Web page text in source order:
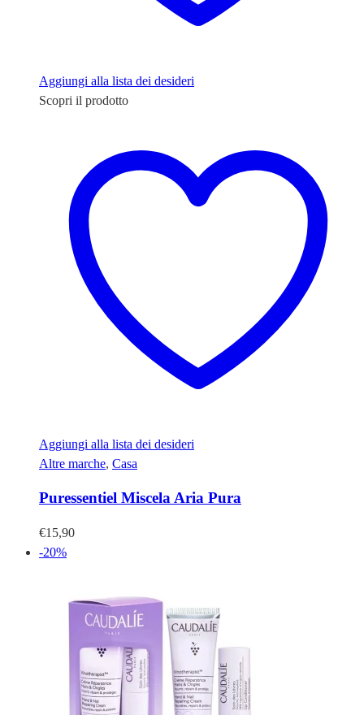
Aggiungi alla lista dei desideri
Scopri il prodotto
Aggiungi alla lista dei desideri
Altre marche, Casa
Puressentiel Miscela Aria Pura
€15,90
-20%